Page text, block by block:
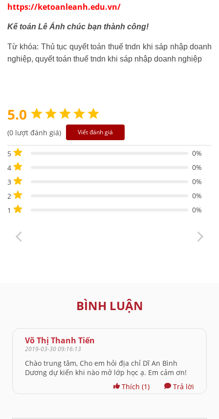
https://ketoanleanh.edu.vn/
Kế toán Lê Ánh chúc bạn thành công!
Từ khóa: Thủ tục quyết toán thuế tndn khi sáp nhập doanh
nghiệp, quyết toán thuế tndn khi sáp nhập doanh nghiệp
5.0
(0 lượt đánh giá) Viết đánh giá
5
0%
4
0%
3
0%
2
0%
1
0%
BÌNH LUẬN
Võ Thị Thanh Tiến
2019-03-30 09:16:13
Chào trung tâm, Cho em hỏi địa chỉ Dĩ An Bình
Dương dự kiến khi nào mở lớp học ạ. Em cảm ơn!
Thích (1) Trả lời